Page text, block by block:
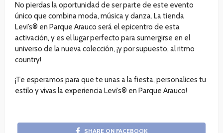
No pierdas la oportunidad de ser parte de este evento
único que combina moda, música y danza. La tienda
Levi’s® en Parque Arauco será el epicentro de esta
activación, y es el lugar perfecto para sumergirse en el
universo de la nueva colección, ¡y por supuesto, al ritmo
country!
¡Te esperamos para que te unas a la fiesta, personalices tu
estilo y vivas la experiencia Levi’s® en Parque Arauco!
SHARE ON FACEBOOK